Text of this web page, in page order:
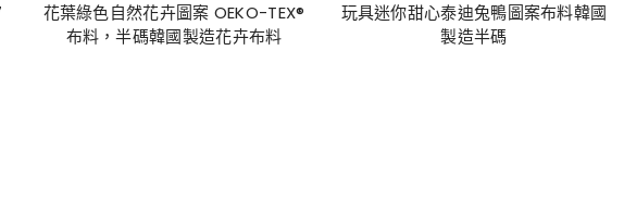
花葉綠色自然花卉圖案 OEKO-TEX®
布料，半碼韓國製造花卉布料
玩具迷你甜心泰迪兔鴨圖案布料韓國
製造半碼